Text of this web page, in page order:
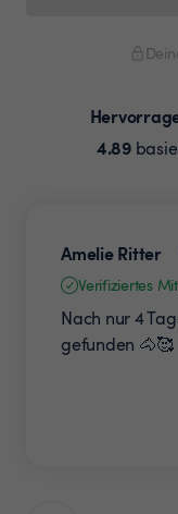
4.89
Amelie Ritter
Verifiziertes
Nach nur 4
gefunden 🐴🥰